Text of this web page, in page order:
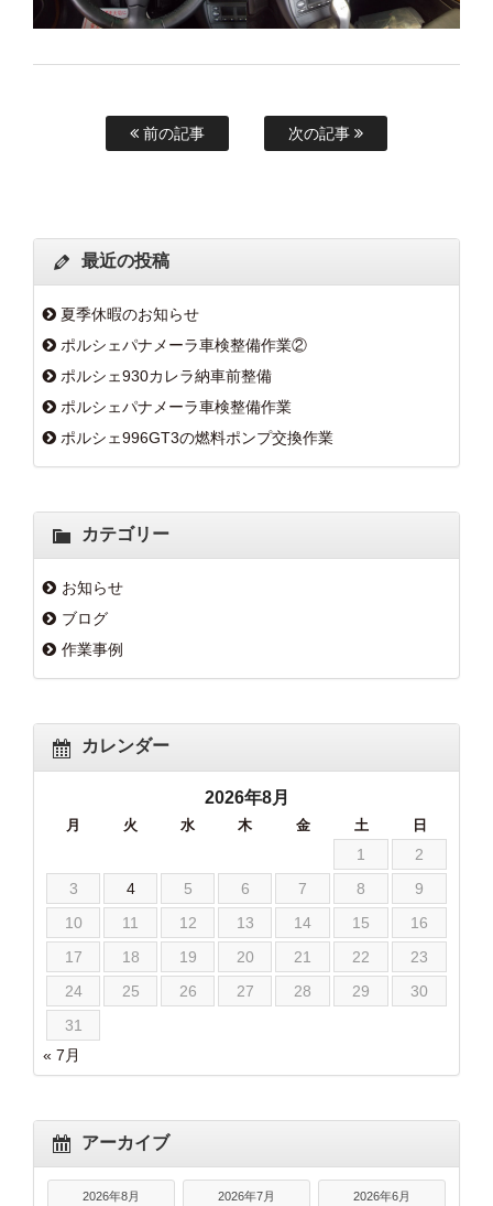
前の記事 次の記事
最近の投稿
夏季休暇のお知らせ
ポルシェパナメーラ車検整備作業②
ポルシェ930カレラ納車前整備
ポルシェパナメーラ車検整備作業
ポルシェ996GT3の燃料ポンプ交換作業
カテゴリー
お知らせ
ブログ
作業事例
カレンダー
2026年8月
月 火 水 木 金 土 日
1
2
3
4 5 6 7 8
9
10
11 12 13 14 15
16
17
18 19 20 21 22
23
24
25 26 27 28 29
30
31
« 7月
アーカイブ
2026年8月 2026年7月 2026年6月